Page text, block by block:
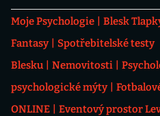
Moje Psychologie Blesk
Fantasy
Spotřebitelské testy
Blesku
Nemovitosti
psychologické mýty
ONLINE
Eventový prostor